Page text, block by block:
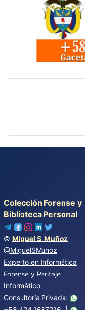
Colección Forense y
Biblioteca Personal
© Miguel S. Muñoz
@MiguelSMunoz
Experto en Informática
Forense y Peritaje
Informático
Consultoría Privada: